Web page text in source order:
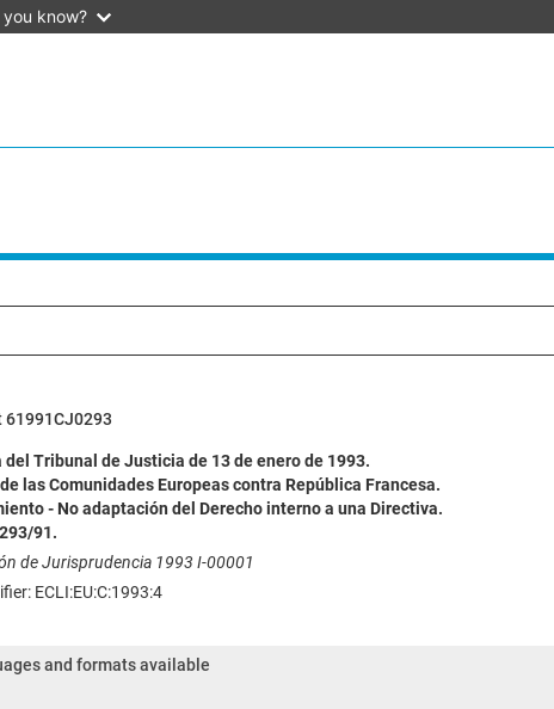
know?
61991CJ0293
del Tribunal de Justicia de 13 de enero de 1993.
las Comunidades Europeas contra República Francesa.
- No adaptación del Derecho interno a una Directiva.
91.
de Jurisprudencia 1993 I-00001
ECLI:EU:C:1993:4
and formats available